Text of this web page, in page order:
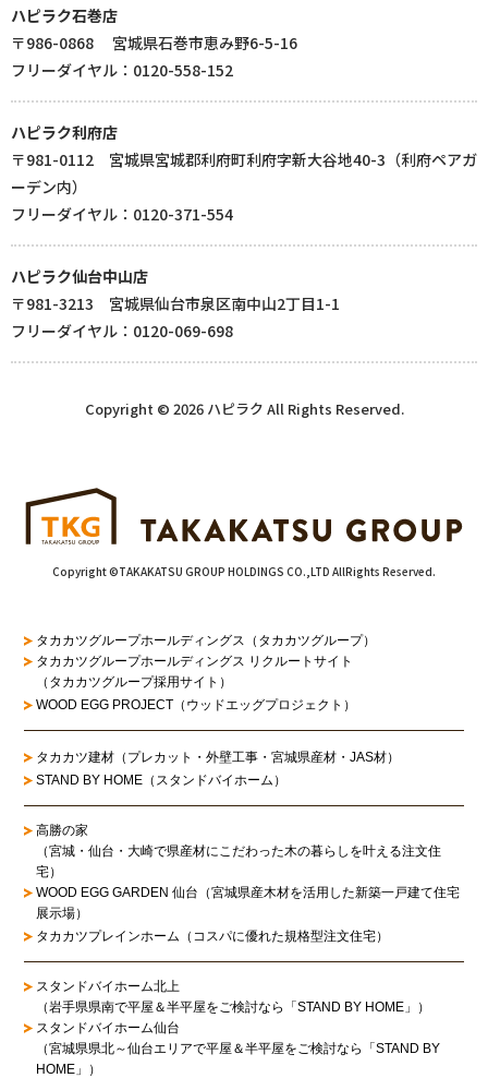
ハピラク石巻店
〒986-0868 宮城県石巻市恵み野6-5-16
フリーダイヤル：0120-558-152
ハピラク利府店
〒981-0112 宮城県宮城郡利府町利府字新大谷地40-3（利府ペアガ
ーデン内）
フリーダイヤル：0120-371-554
ハピラク仙台中山店
〒981-3213 宮城県仙台市泉区南中山2丁目1-1
フリーダイヤル：0120-069-698
Copyright © 2026 ハピラク All Rights Reserved.
Copyright ©TAKAKATSU GROUP HOLDINGS CO.,LTD AllRights Reserved.
タカカツグループホールディングス（タカカツグループ）
タカカツグループホールディングス リクルートサイト
（タカカツグループ採用サイト）
WOOD EGG PROJECT（ウッドエッグプロジェクト）
タカカツ建材（プレカット・外壁工事・宮城県産材・JAS材）
STAND BY HOME（スタンドバイホーム）
高勝の家
（宮城・仙台・大崎で県産材にこだわった木の暮らしを叶える注文住
宅）
WOOD EGG GARDEN 仙台（宮城県産木材を活用した新築一戸建て住宅
展示場）
タカカツプレインホーム（コスパに優れた規格型注文住宅）
スタンドバイホーム北上
（岩手県県南で平屋＆半平屋をご検討なら「STAND BY HOME」）
スタンドバイホーム仙台
（宮城県県北～仙台エリアで平屋＆半平屋をご検討なら「STAND BY
HOME」）